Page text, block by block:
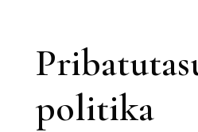
politika